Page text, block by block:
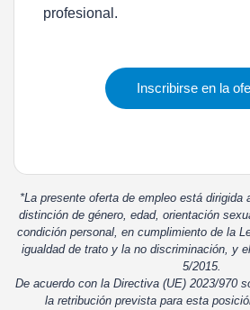
profesional.
Inscribirse en la
*La presente oferta de empleo está dirigida
distinción de género, edad, orientación
condición personal, en cumplimiento de la
igualdad de trato y la no discriminación, y
5/2015.
De acuerdo con la Directiva (UE) 2023/970
la retribución prevista para esta